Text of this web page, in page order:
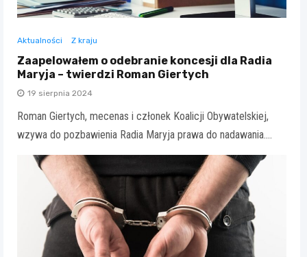
Aktualności Z kraju
Zaapelowałem o odebranie koncesji dla Radia
Maryja – twierdzi Roman Giertych
19 sierpnia 2024
Roman Giertych, mecenas i członek Koalicji Obywatelskiej,
wzywa do pozbawienia Radia Maryja prawa do nadawania.…